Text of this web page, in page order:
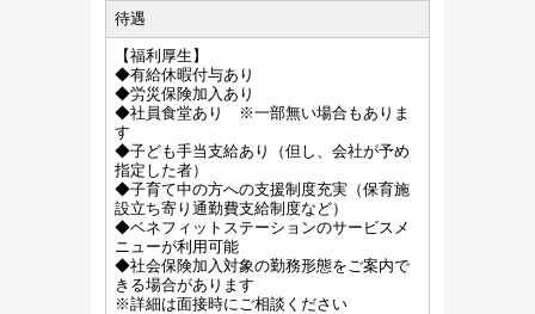
待遇
【福利厚生】
◆有給休暇付与あり
◆労災保険加入あり
◆社員食堂あり ※一部無い場合もありま
す
◆子ども手当支給あり（但し、会社が予め
指定した者）
◆子育て中の方への支援制度充実（保育施
設立ち寄り通勤費支給制度など）
◆ベネフィットステーションのサービスメ
ニューが利用可能
◆社会保険加入対象の勤務形態をご案内で
きる場合があります
※詳細は面接時にご相談ください